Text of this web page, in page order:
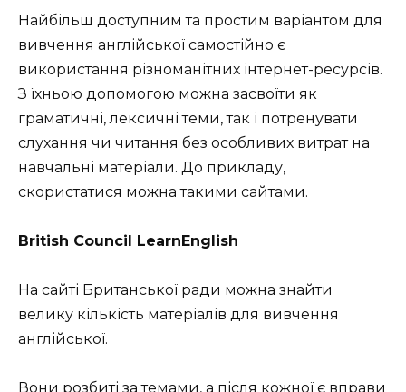
Найбільш доступним та простим варіантом для
вивчення англійської самостійно є
використання різноманітних інтернет-ресурсів.
З їхньою допомогою можна засвоїти як
граматичні, лексичні теми, так і потренувати
слухання чи читання без особливих витрат на
навчальні матеріали. До прикладу,
скористатися можна такими сайтами.
British Council LearnEnglish
На сайті Британської ради можна знайти
велику кількість матеріалів для вивчення
англійської.
Вони розбиті за темами, а після кожної є вправи